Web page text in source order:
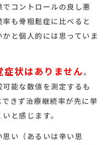
コントロールの良し悪
も骨粗鬆症に比べると
と個人的には思っていま
状はありません。
能な数値を測定するも
きず治療継続率が先に挙
と感じます。
い（あるいは辛い思